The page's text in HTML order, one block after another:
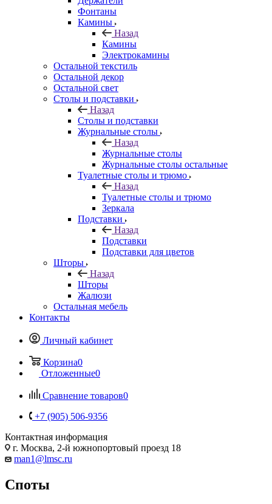
Фонтаны
Камины
Назад
Камины
Электрокамины
Остальной текстиль
Остальной декор
Остальной свет
Столы и подставки
Назад
Столы и подставки
Журнальные столы
Назад
Журнальные столы
Журнальные столы остальные
Туалетные столы и трюмо
Назад
Туалетные столы и трюмо
Зеркала
Подставки
Назад
Подставки
Подставки для цветов
Шторы
Назад
Шторы
Жалюзи
Остальная мебель
Контакты
Личный кабинет
Корзина0
Отложенные0
Сравнение товаров0
+7 (905) 506-9356
Контактная информация
г. Москва, 2-й южнопортовый проезд 18
man1@lmsc.ru
Споты